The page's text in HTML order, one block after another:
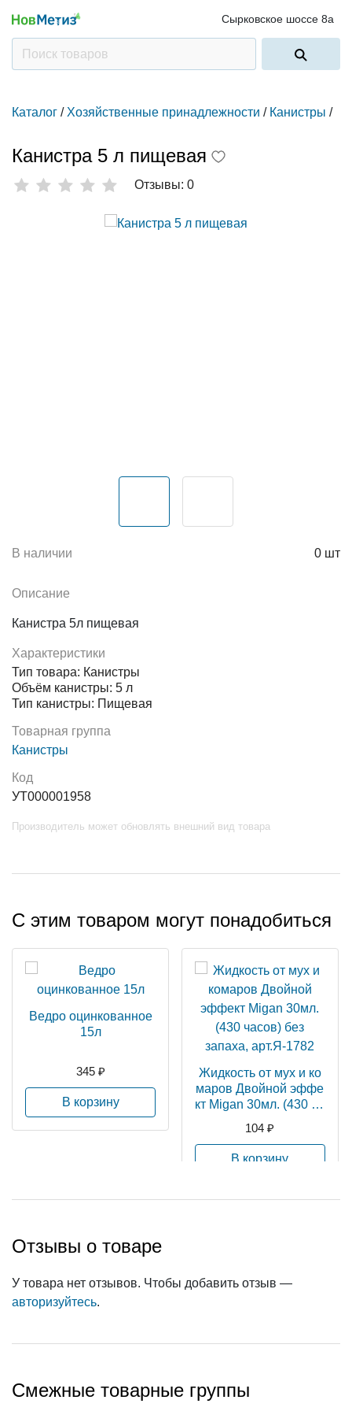
Сырковское шоссе 8а
Каталог / Хозяйственные принадлежности / Канистры /
Канистра 5 л пищевая
Отзывы: 0
В наличии 0 шт
Описание
Канистра 5л пищевая
Характеристики
Тип товара: Канистры
Объём канистры: 5 л
Тип канистры: Пищевая
Товарная группа
Канистры
Код
УТ000001958
Производитель может обновлять внешний вид товара
С этим товаром могут понадобиться
Ведро оцинкованное
15л
345 ₽
В корзину
Жидкость от мух и ко
маров Двойной эффе
кт Migan 30мл. (430 ча
-1782
104 ₽
В корзину
Отзывы о товаре
У товара нет отзывов. Чтобы добавить отзыв —
авторизуйтесь.
Смежные товарные группы